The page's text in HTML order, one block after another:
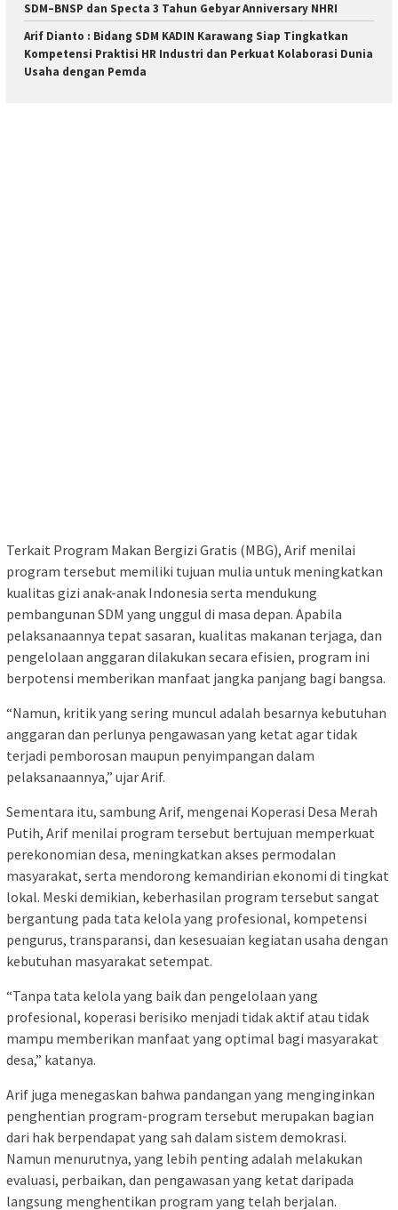
SDM–BNSP dan Specta 3 Tahun Gebyar Anniversary NHRI
Arif Dianto : Bidang SDM KADIN Karawang Siap Tingkatkan
Kompetensi Praktisi HR Industri dan Perkuat Kolaborasi Dunia
Usaha dengan Pemda
Terkait Program Makan Bergizi Gratis (MBG), Arif menilai
program tersebut memiliki tujuan mulia untuk meningkatkan
kualitas gizi anak-anak Indonesia serta mendukung
pembangunan SDM yang unggul di masa depan. Apabila
pelaksanaannya tepat sasaran, kualitas makanan terjaga, dan
pengelolaan anggaran dilakukan secara efisien, program ini
berpotensi memberikan manfaat jangka panjang bagi bangsa.
“Namun, kritik yang sering muncul adalah besarnya kebutuhan
anggaran dan perlunya pengawasan yang ketat agar tidak
terjadi pemborosan maupun penyimpangan dalam
pelaksanaannya,” ujar Arif.
Sementara itu, sambung Arif, mengenai Koperasi Desa Merah
Putih, Arif menilai program tersebut bertujuan memperkuat
perekonomian desa, meningkatkan akses permodalan
masyarakat, serta mendorong kemandirian ekonomi di tingkat
lokal. Meski demikian, keberhasilan program tersebut sangat
bergantung pada tata kelola yang profesional, kompetensi
pengurus, transparansi, dan kesesuaian kegiatan usaha dengan
kebutuhan masyarakat setempat.
“Tanpa tata kelola yang baik dan pengelolaan yang
profesional, koperasi berisiko menjadi tidak aktif atau tidak
mampu memberikan manfaat yang optimal bagi masyarakat
desa,” katanya.
Arif juga menegaskan bahwa pandangan yang menginginkan
penghentian program-program tersebut merupakan bagian
dari hak berpendapat yang sah dalam sistem demokrasi.
Namun menurutnya, yang lebih penting adalah melakukan
evaluasi, perbaikan, dan pengawasan yang ketat daripada
langsung menghentikan program yang telah berjalan.